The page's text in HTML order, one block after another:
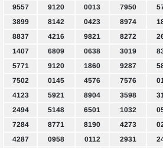
9557
9120 0013 7950
3899
8142 0423 8974
8837
4216 9821 8272
1407
6809 0638 3019
5771
9120 1860 9287
7502
0145 4576 7576
4123
5921 8904 3598
2494
5148 6501 1032
7284
8771 8190 4273
4287
0958 0112 2931